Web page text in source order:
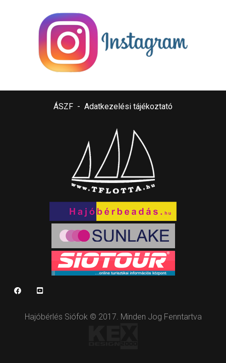
ÁSZF - Adatkezelési tájékoztató
Hajóbérlés Siófok © 2017. Minden Jog Fenntartva